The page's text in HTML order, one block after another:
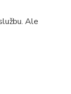
Ale